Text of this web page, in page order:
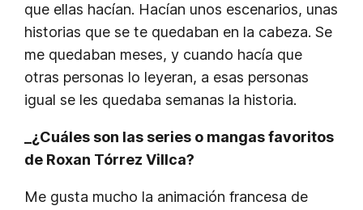
que ellas hacían. Hacían unos escenarios, unas
historias que se te quedaban en la cabeza. Se
me quedaban meses, y cuando hacía que
otras personas lo leyeran, a esas personas
igual se les quedaba semanas la historia.
_¿Cuáles son las series o mangas favoritos
de Roxan Tórrez Villca?
Me gusta mucho la animación francesa de